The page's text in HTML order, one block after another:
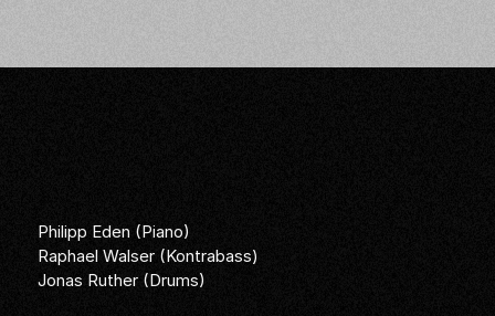
Philipp Eden (Piano)
Raphael Walser (Kontrabass)
Jonas Ruther (Drums)